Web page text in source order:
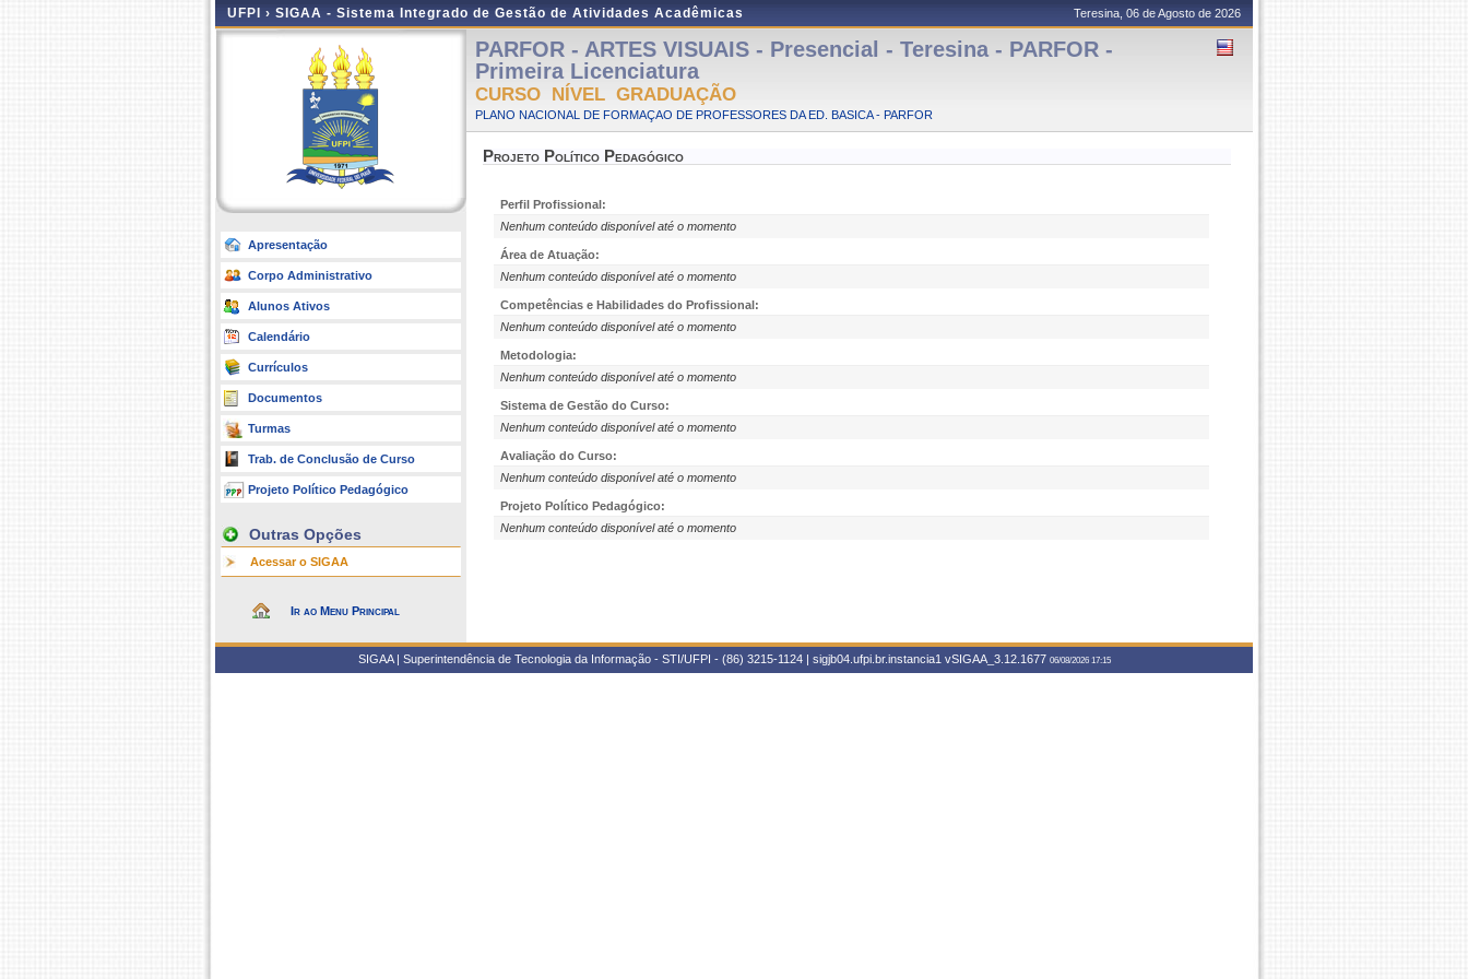
UFPI › SIGAA - Sistema Integrado de Gestão de Atividades Acadêmicas Teresina, 06 de Agosto de 2026
Apresentação
Corpo Administrativo
Alunos Ativos
Calendário
Currículos
Documentos
Turmas
Trab. de Conclusão de Curso
Projeto Político Pedagógico
Outras Opções
Acessar o SIGAA
Ir ao Menu Principal
PARFOR - ARTES VISUAIS - Presencial - Teresina - PARFOR -
Primeira Licenciatura
CURSO NÍVEL GRADUAÇÃO
PLANO NACIONAL DE FORMAÇAO DE PROFESSORES DA ED. BASICA - PARFOR
Projeto Político Pedagógico
Perfil Profissional:
Nenhum conteúdo disponível até o momento
Área de Atuação:
Nenhum conteúdo disponível até o momento
Competências e Habilidades do Profissional:
Nenhum conteúdo disponível até o momento
Metodologia:
Nenhum conteúdo disponível até o momento
Sistema de Gestão do Curso:
Nenhum conteúdo disponível até o momento
Avaliação do Curso:
Nenhum conteúdo disponível até o momento
Projeto Político Pedagógico:
Nenhum conteúdo disponível até o momento
SIGAA | Superintendência de Tecnologia da Informação - STI/UFPI - (86) 3215-1124 | sigjb04.ufpi.br.instancia1 vSIGAA_3.12.1677 06/08/2026 17:15